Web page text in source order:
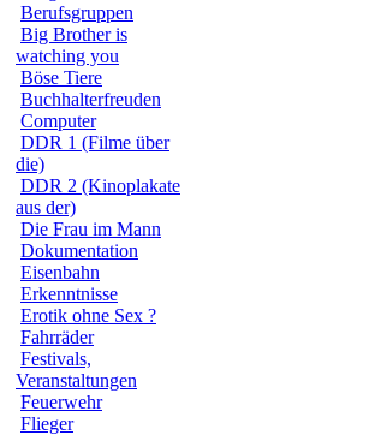
Berufsgruppen
Big Brother is
watching you
Böse Tiere
Buchhalterfreuden
Computer
DDR 1 (Filme über
die)
DDR 2 (Kinoplakate
aus der)
Die Frau im Mann
Dokumentation
Eisenbahn
Erkenntnisse
Erotik ohne Sex ?
Fahrräder
Festivals,
Veranstaltungen
Feuerwehr
Flieger